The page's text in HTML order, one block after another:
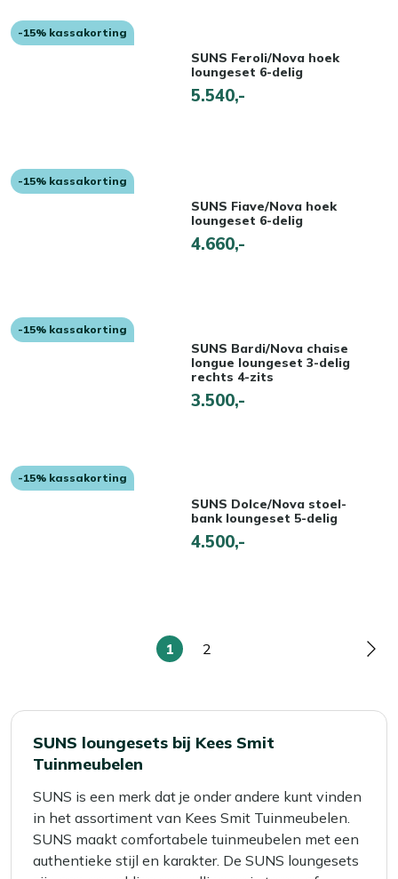
-15% kassakorting
SUNS Feroli/Nova hoek
loungeset 6-delig
5.540,-
-15% kassakorting
SUNS Fiave/Nova hoek
loungeset 6-delig
4.660,-
-15% kassakorting
SUNS Bardi/Nova chaise
longue loungeset 3-delig
rechts 4-zits
3.500,-
-15% kassakorting
SUNS Dolce/Nova stoel-
bank loungeset 5-delig
4.500,-
U
1
Pagina
2
SUNS loungesets bij Kees Smit
Tuinmeubelen
SUNS is een merk dat je onder andere kunt vinden
in het assortiment van Kees Smit Tuinmeubelen.
SUNS maakt comfortabele tuinmeubelen met een
authentieke stijl en karakter. De SUNS loungesets